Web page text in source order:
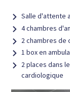
Salle d'attente
4 chambres
2 chambres de
1 box en
2 places dans
cardiologique